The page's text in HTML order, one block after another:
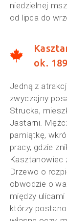
niedzielnej
od lipca do
ok.
Jedną z
zwyczajny
Strucka,
Jastarni.
pamiątkę,
pracy, gdzie
Kasztanowiec
Drzewo o
obwodzie o
między ulicami
którzy